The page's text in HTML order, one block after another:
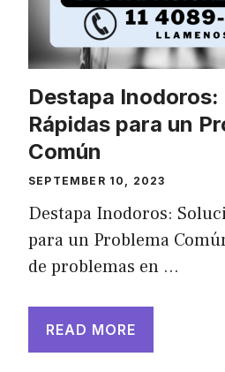
Destapa
Rápidas para un
Común
SEPTEMBER 10, 2023
Destapa Inodoros:
para un Problema
de problemas en …
READ MORE